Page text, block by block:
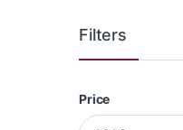
Filters
Price
Prix min
Prix max